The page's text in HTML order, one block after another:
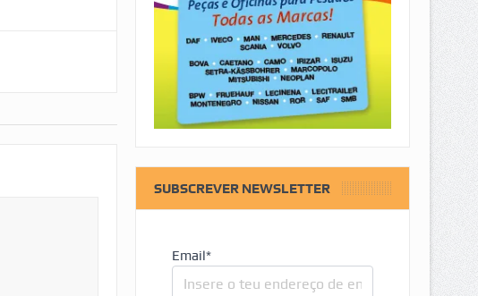
SUBSCREVER NEWSLETTER
Email*